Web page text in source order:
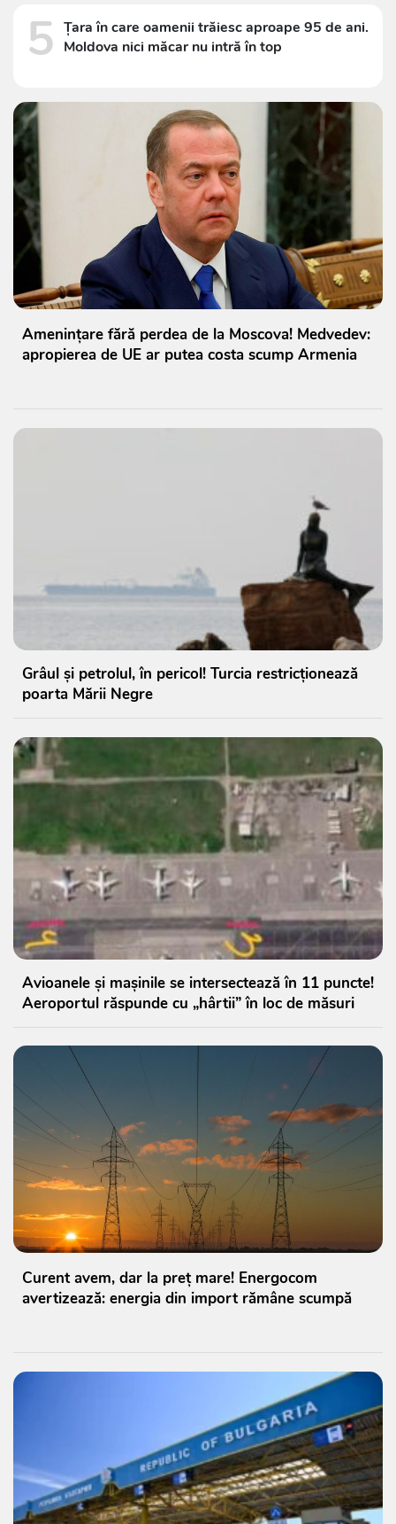
5 Țara în care oamenii trăiesc aproape 95 de ani.
Moldova nici măcar nu intră în top
Amenințare fără perdea de la Moscova! Medvedev:
apropierea de UE ar putea costa scump Armenia
Grâul și petrolul, în pericol! Turcia restricționează
poarta Mării Negre
Avioanele și mașinile se intersectează în 11 puncte!
Aeroportul răspunde cu „hârtii” în loc de măsuri
Curent avem, dar la preț mare! Energocom
avertizează: energia din import rămâne scumpă